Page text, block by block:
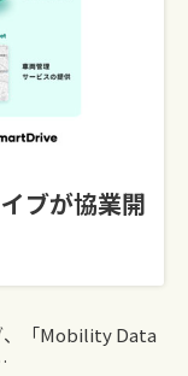
ブが協業開
、「Mobility Data